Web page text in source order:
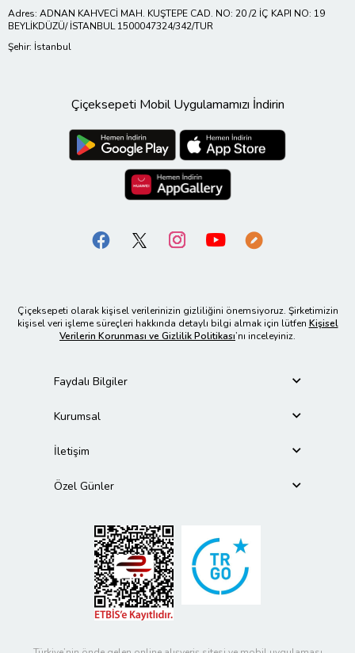
Adres: ADNAN KAHVECİ MAH. KUŞTEPE CAD. NO: 20 /2 İÇ KAPI NO: 19
BEYLİKDÜZÜ/ İSTANBUL 1500047324/342/TUR
Şehir: İstanbul
Çiçeksepeti Mobil Uygulamamızı İndirin
Çiçeksepeti olarak kişisel verilerinizin gizliliğini önemsiyoruz. Şirketimizin
kişisel veri işleme süreçleri hakkında detaylı bilgi almak için lütfen Kişisel
Verilerin Korunması ve Gizlilik Politikası’nı inceleyiniz.
Faydalı Bilgiler
Kurumsal
İletişim
Özel Günler